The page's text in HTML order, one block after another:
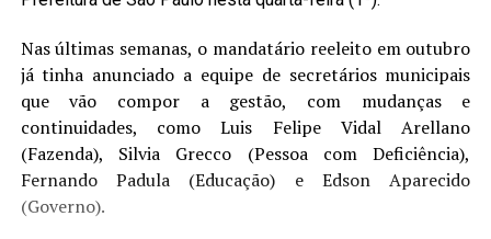
Nas últimas semanas, o mandatário reeleito em outubro
já tinha anunciado a equipe de secretários municipais
que vão compor a gestão, com mudanças e
continuidades, como Luis Felipe Vidal Arellano
(Fazenda), Silvia Grecco (Pessoa com Deficiência),
Fernando Padula (Educação) e Edson Aparecido
(Governo).